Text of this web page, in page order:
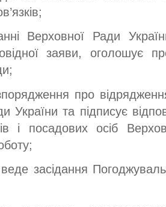
Верховної Ради
заяви, оголошує
про
України та підписує
і посадових осіб
засідання